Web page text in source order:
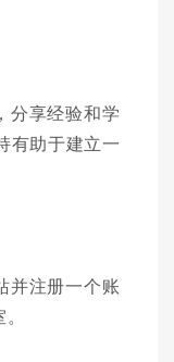
分享经验和学
有助于建立一
并注册一个账